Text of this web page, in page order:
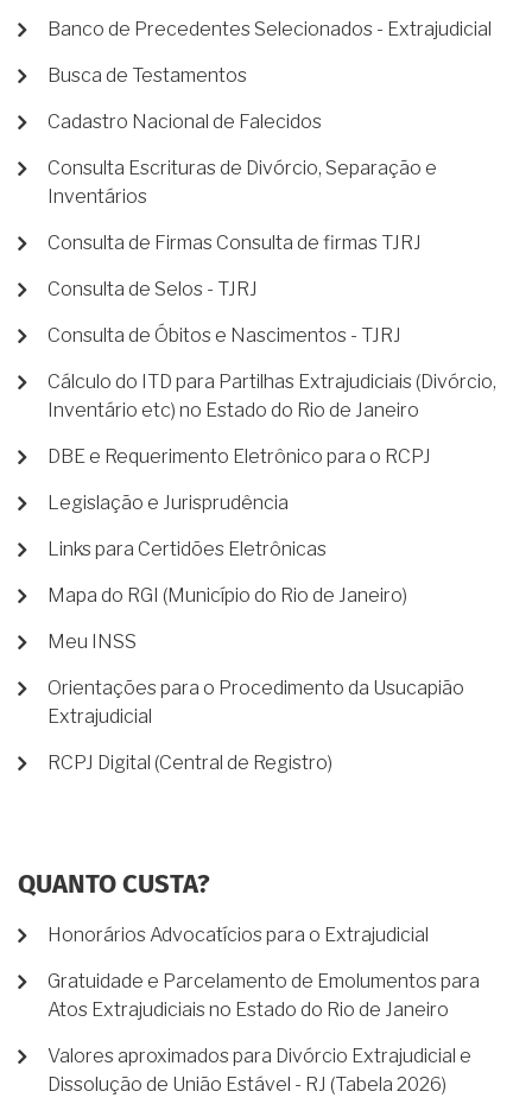
Banco de Precedentes Selecionados - Extrajudicial
Busca de Testamentos
Cadastro Nacional de Falecidos
Consulta Escrituras de Divórcio, Separação e
Inventários
Consulta de Firmas Consulta de firmas TJRJ
Consulta de Selos - TJRJ
Consulta de Óbitos e Nascimentos - TJRJ
Cálculo do ITD para Partilhas Extrajudiciais (Divórcio,
Inventário etc) no Estado do Rio de Janeiro
DBE e Requerimento Eletrônico para o RCPJ
Legislação e Jurisprudência
Links para Certidões Eletrônicas
Mapa do RGI (Município do Rio de Janeiro)
Meu INSS
Orientações para o Procedimento da Usucapião
Extrajudicial
RCPJ Digital (Central de Registro)
QUANTO CUSTA?
Honorários Advocatícios para o Extrajudicial
Gratuidade e Parcelamento de Emolumentos para
Atos Extrajudiciais no Estado do Rio de Janeiro
Valores aproximados para Divórcio Extrajudicial e
Dissolução de União Estável - RJ (Tabela 2026)